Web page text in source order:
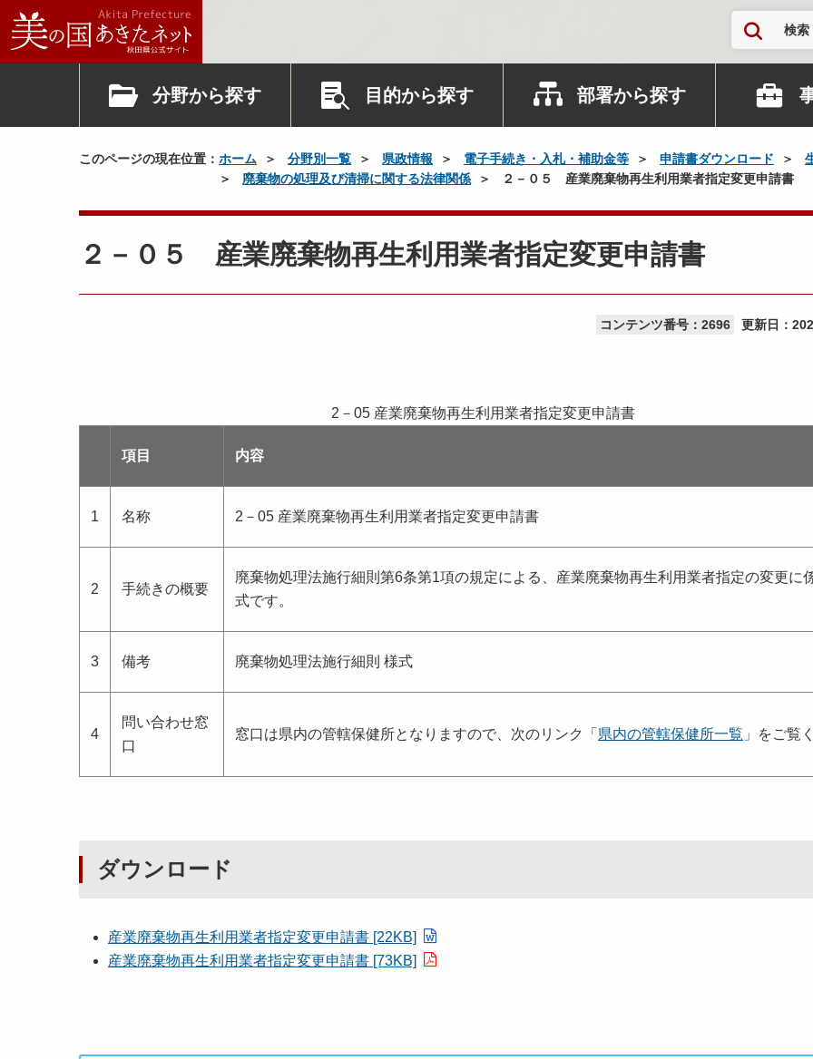
検索
分野から探す 目的から探す 部署から探す
このページの現在位置： ホーム 分野別一覧 県政情報 電子手続き・入札・補助金等 申請書ダウンロード
廃棄物の処理及び清掃に関する法律関係
２－０５ 産業廃棄物再生利用業者指定変更申請書
２－０５ 産業廃棄物再生利用業者指定変更申請書
コンテンツ番号：2696 更新日：
項目 内容
2－05 産業廃棄物再生利用業者指定変更申請書
1 名称 2－05 産業廃棄物再生利用業者指定変更申請書
2 手続きの概要
廃棄物処理法施行細則第6条第1項の規定による、産業廃棄物再生利用業者指定の変更に
式です。
3 備考 廃棄物処理法施行細則 様式
4
問い合わせ窓
口
窓口は県内の管轄保健所となりますので、次のリンク「 県内の管轄保健所一覧 」をご覧
ダウンロード
産業廃棄物再生利用業者指定変更申請書 [22KB]
産業廃棄物再生利用業者指定変更申請書 [73KB]